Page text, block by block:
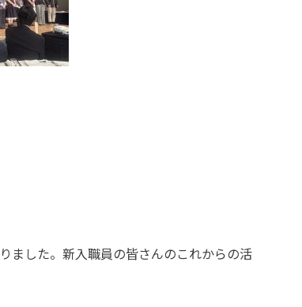
ました。新入職員の皆さんのこれからの活